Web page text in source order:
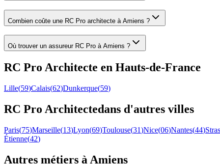
Combien coûte une RC Pro architecte à Amiens ?
Où trouver un assureur RC Pro à Amiens ?
RC Pro Architecte en Hauts-de-France
Lille(59)Calais(62)Dunkerque(59)
RC Pro Architectedans d'autres villes
Paris(75)Marseille(13)Lyon(69)Toulouse(31)Nice(06)Nantes(44)
Étienne(42)
Autres métiers à Amiens